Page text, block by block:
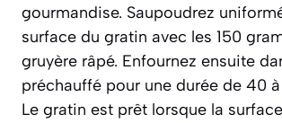
gourmandise. Saupoudrez
surface du gratin avec les 150
gruyère râpé. Enfournez ensuite
préchauffé pour une durée de 40
Le gratin est prêt lorsque la